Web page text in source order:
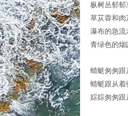
枞树丛郁郁
草苁蓉和肉
瀑布的急流
青绿色的烟
蜻蜓匆匆跟
蜻蜓跟从着
婃婃匆匆跟